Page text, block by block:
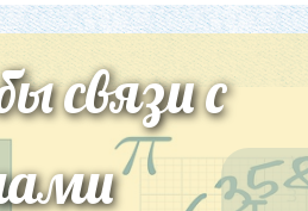
скорости потока
установке при заполнении
понижением уровня
качества сплава при
установок.
определяют
связи с